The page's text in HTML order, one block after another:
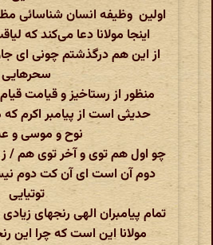
اولین وظیفه انسان شناسائی
اینجا مولانا دعا می‌کند که
از این هم درگذشتم چونی ای
سحرهایی
منظور از رستاخیز و قیامت
حدیثی است از پیامبر اکرم
نوح و موسی و
چو اول هم توی و آخر توی هم /
دوم آن است ای آن کت دوم
توتیایی
تمام پیامبران الهی رنجهای
مولانا این است که چرا این